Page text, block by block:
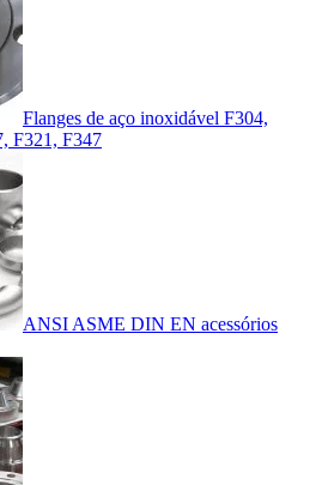
Flanges de aço inoxidável F304,
F321, F347
ANSI ASME DIN EN acessórios